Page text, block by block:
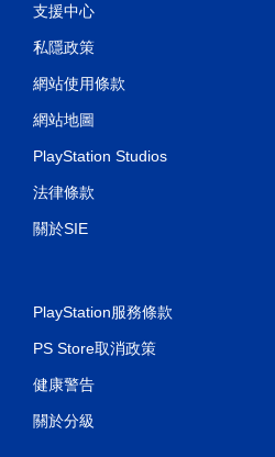
支援中心
私隱政策
網站使用條款
網站地圖
PlayStation Studios
法律條款
關於SIE
PlayStation服務條款
PS Store取消政策
健康警告
關於分級